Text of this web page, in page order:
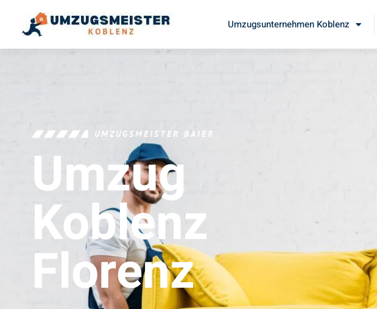
Umzugsunternehmen Koblenz
UMZUGSMEISTER BAIER
Umzug
Koblenz
Florenz